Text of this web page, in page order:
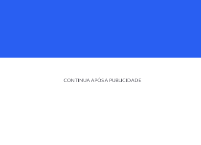
CONTINUA APÓS A PUBLICIDADE